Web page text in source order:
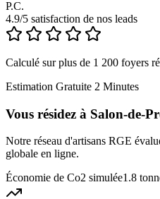
P.C.
4.9/5 satisfaction de nos leads
Calculé sur plus de 1 200 foyers
Estimation Gratuite 2 Minutes
Vous résidez à Salon-de-
Notre réseau d'artisans RGE
globale en ligne.
Économie de Co2 simulée1.8